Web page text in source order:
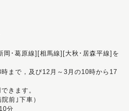
岡･葛原線][相馬線][大秋･居森平線]を
まで，及び12月～3月の10時から17
きます。
前｣下車）
分